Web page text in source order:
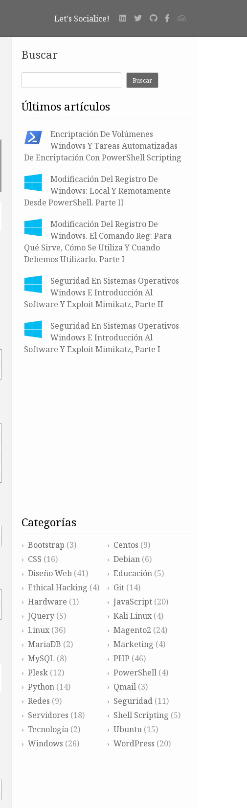
Let's Socialice!
Buscar
Buscar
últimos artículos
Encriptación De Volúmenes
Windows Y Tareas Automatizadas
De Encriptación Con PowerShell Scripting
Modificación Del Registro De
Windows: Local Y Remotamente
Desde PowerShell. Parte II
Modificación Del Registro De
Windows. El Comando Reg: Para
Qué Sirve, Cómo Se Utiliza Y Cuando
Debemos Utilizarlo. Parte I
Seguridad En Sistemas Operativos
Windows E Introducción Al
Software Y Exploit Mimikatz, Parte II
Seguridad En Sistemas Operativos
Windows E Introducción Al
Software Y Exploit Mimikatz, Parte I
categorías
Bootstrap (3) Centos (9)
CSS (16) Debian(6)
Diseño Web (41) Educación(5)
Ethical Hacking (4) Git(14)
Hardware (1) JavaScript(20)
JQuery (5) Kali Linux(4)
Linux (36) Magento2 (24)
MariaDB (2) Marketing (4)
MySQL (8) PHP (46)
Plesk (12) PowerShell(4)
Python (14) Qmail(3)
Redes (9) Seguridad(11)
Servidores (18) Shell Scripting (5)
Tecnología (2) Ubuntu(15)
Windows (26) WordPress (20)